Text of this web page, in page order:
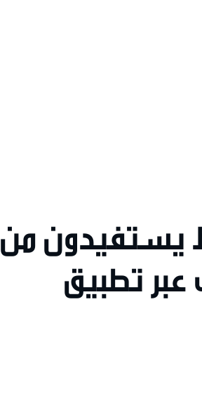
يستفيدون من
تطبيق